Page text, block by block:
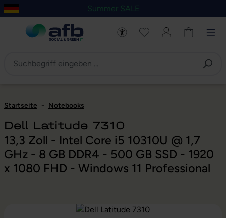
Hauptinhalt springen
Zur Navigation der B2B-Plattform springen
Summer SALE
Startseite - Notebooks
Dell Latitude 7310
13,3 Zoll - Intel Core i5 10310U @ 1,7
GHz - 8 GB DDR4 - 500 GB SSD - 1920
x 1080 FHD - Windows 11 Professional
Bildergalerie überspringen